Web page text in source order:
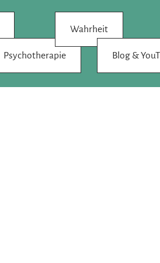
Psychotherapie
Wahrheit
Blog &